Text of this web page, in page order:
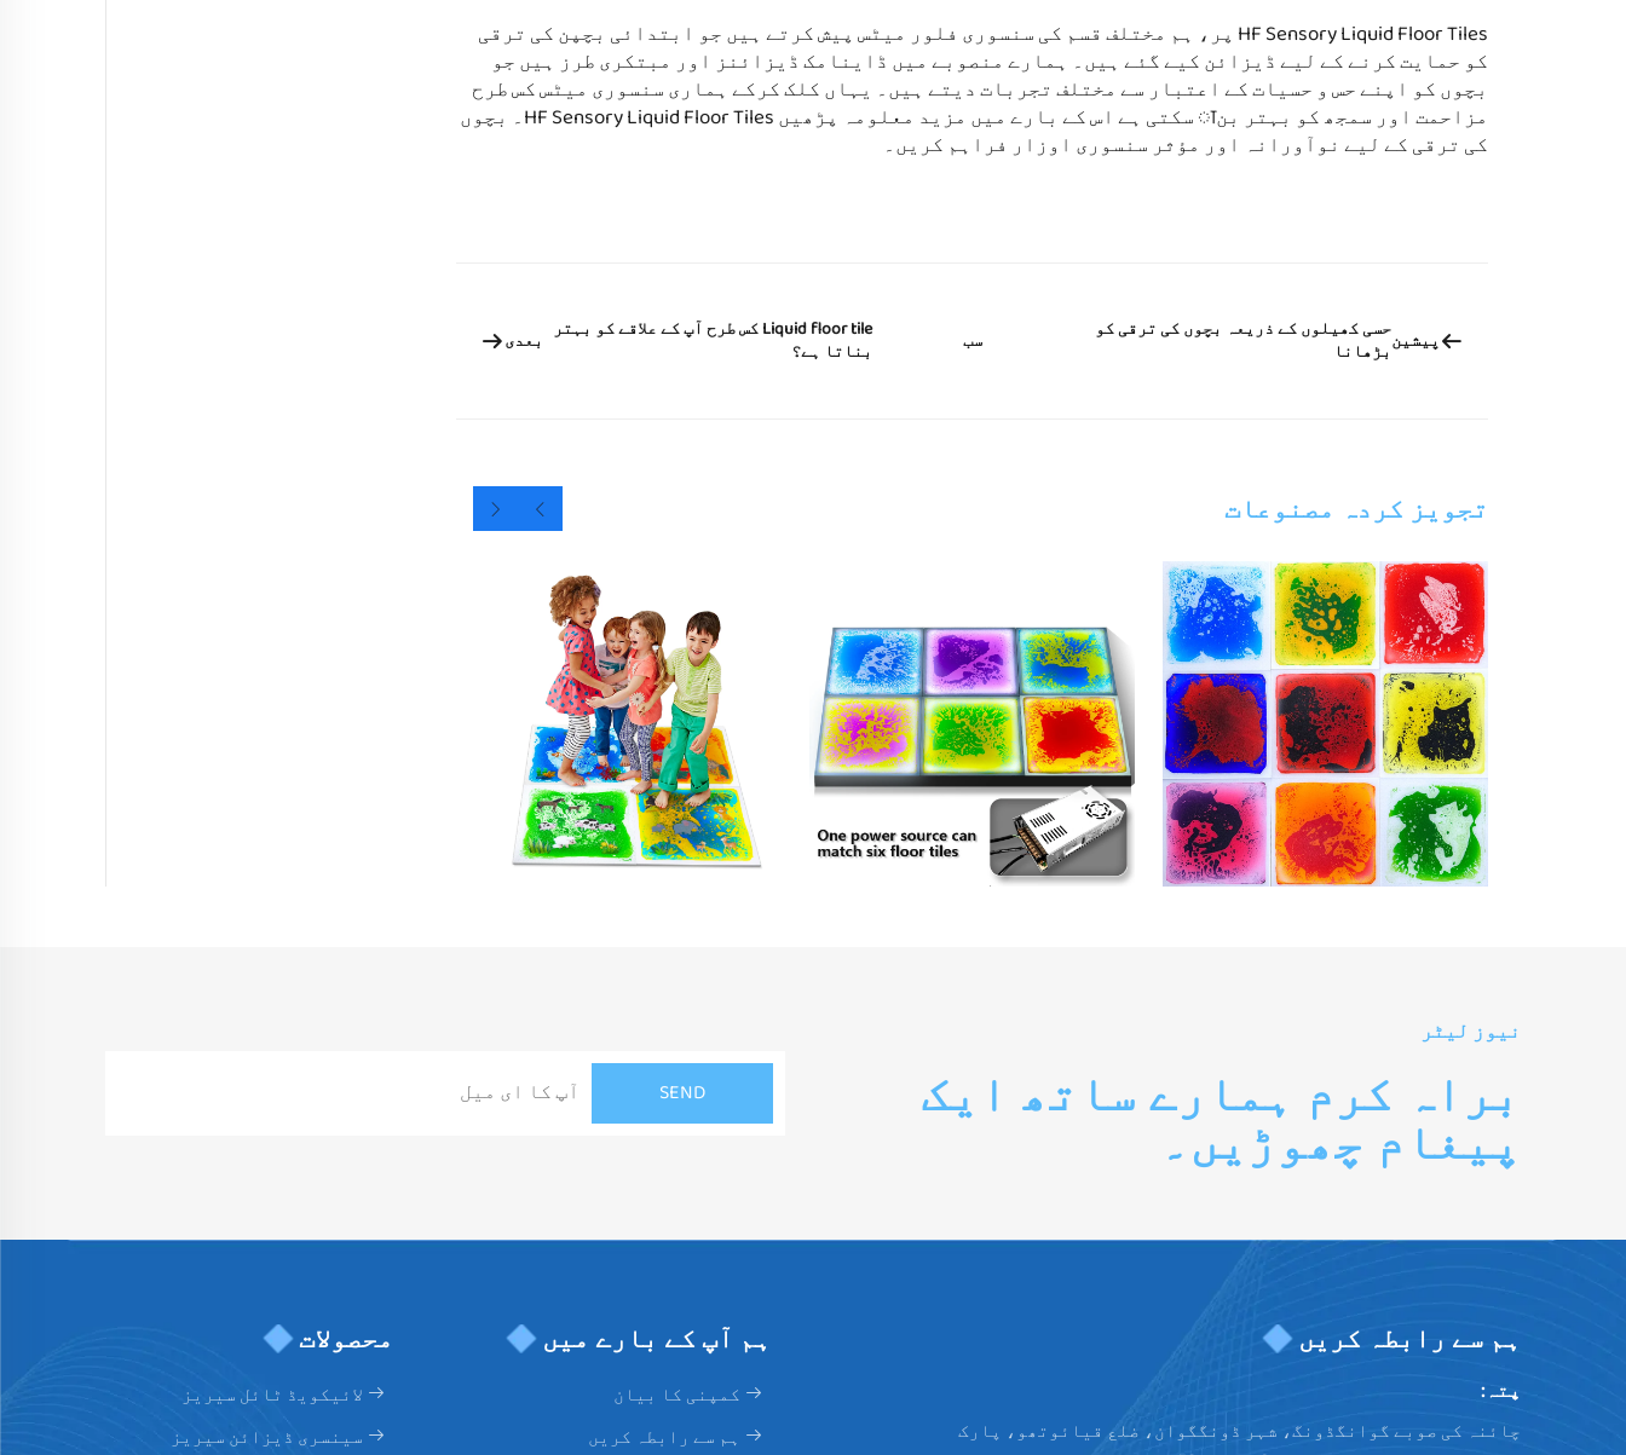
HF Sensory Liquid Floor Tiles پر، ہم مختلف قسم کی سنسوری فلور میٹس پیش کرتے ہیں جو ابتدائی بچپن کی ترقی
کو حمایت کرنے کے لیے ڈیزائن کیے گئے ہیں۔ ہمارے منصوبے میں ڈاینامک ڈیزائنز اور مبتکری طرز ہیں جو
بچوں کو اپنے حس و حسیات کے اعتبار سے مختلف تجربات دیتے ہیں۔ یہاں کلک کرکے ہماری سنسوری میٹس کس طرح
مزاحمت اور سمجھ کو بہتر بنा سکتی ہے اس کے بارے میں مزید معلومہ پڑھیں HF Sensory Liquid Floor Tiles۔ بچوں
کی ترقی کے لیے نوآورانہ اور مؤثر سنسوری اوزار فراہم کریں۔
پیشینحسی کھیلوں کے ذریعہ بچوں کی ترقی کو
بڑھانا
سب
Liquid floor tile کس طرح آپ کے علاقے کو بہتر
بناتا ہے؟
بعدی
تجویز کردہ مصنوعات
نیوز لیٹر
براہ کرم ہمارے ساتھ ایک
پیغام چھوڑیں۔
ہم سے رابطہ کریں
پتہ:
چائنہ کی صوبے گوانگڈونگ، شہر ڈونگگوان، ضلع قیائوتھو، پارک
ہم آپ کے بارے میں
کمپنی کا بیان
ہم سے رابطہ کریں
محصولات
لائیکویڈ ٹائل سیریز
سینسری ڈیزائن سیریز